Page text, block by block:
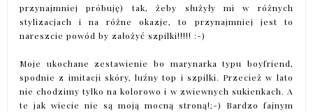
przynajmniej próbuję) tak, żeby służyły mi w różnych
stylizacjach i na różne okazje, to przynajmniej jest to
nareszcie powód by założyć szpilki!!!!! :-)
Moje ukochane zestawienie bo marynarka typu boyfriend,
spodnie z imitacji skóry, luźny top i szpilki. Przecież w lato
nie chodzimy tylko na kolorowo i w zwiewnych sukienkach. A
te jak wiecie nie są moją mocną stroną!;-) Bardzo fajnym